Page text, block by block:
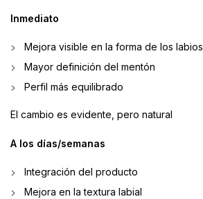
Inmediato
Mejora visible en la forma de los labios
Mayor definición del mentón
Perfil más equilibrado
El cambio es evidente, pero natural
A los días/semanas
Integración del producto
Mejora en la textura labial